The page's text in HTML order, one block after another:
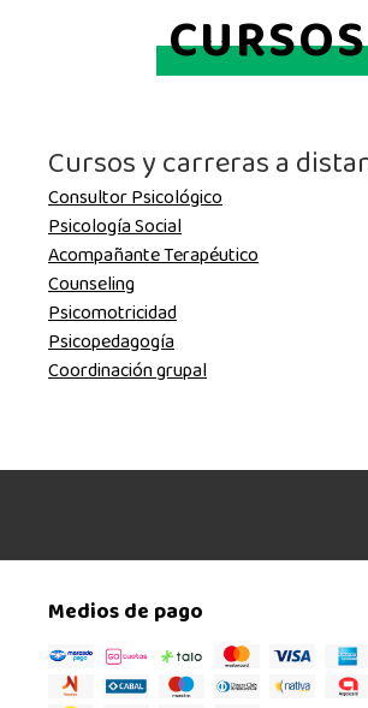
Cursos y carreras a
Consultor Psicológico
Psicología Social
Acompañante Terapéutico
Counseling
Psicomotricidad
Psicopedagogía
Coordinación grupal
Medios de pago